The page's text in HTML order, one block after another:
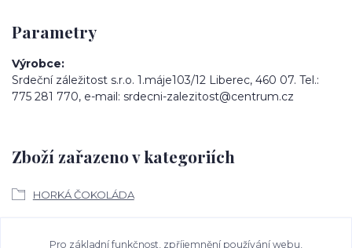
Parametry
Výrobce
Srdeční záležitost s.r.o. 1.máje103/12 Liberec, 460 07. Tel.:
775 281 770, e-mail: srdecni-zalezitost@centrum.cz
Zboží zařazeno v kategoriích
HORKÁ ČOKOLÁDA
Pro základní funkčnost, zpříjemnění používání webu,